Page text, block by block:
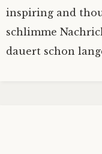
inspiring and
schlimme
dauert schon